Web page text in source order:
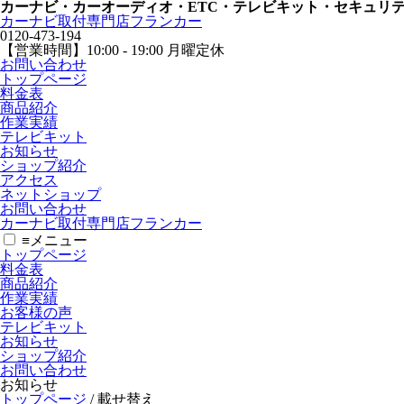
カーナビ・カーオーディオ・ETC・テレビキット・セキュリ
カーナビ取付専⾨店フランカー
0120-473-194
【営業時間】 10:00 - 19:00 月曜定休
お問い合わせ
トップページ
料金表
商品紹介
作業実績
テレビキット
お知らせ
ショップ紹介
アクセス
ネットショップ
お問い合わせ
カーナビ取付専⾨店フランカー
≡ メニュー
トップページ
料金表
商品紹介
作業実績
お客様の声
テレビキット
お知らせ
ショップ紹介
お問い合わせ
お知らせ
トップページ /載せ替え